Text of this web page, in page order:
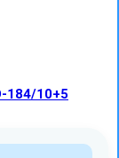
184/10+5